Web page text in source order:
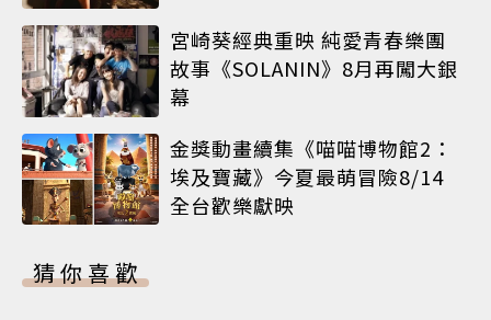
宮崎葵經典重映 純愛青春樂團
故事《SOLANIN》8月再闖大銀
幕
金獎動畫續集《喵喵博物館2：
埃及寶藏》今夏最萌冒險8/14
全台歡樂獻映
猜你喜歡